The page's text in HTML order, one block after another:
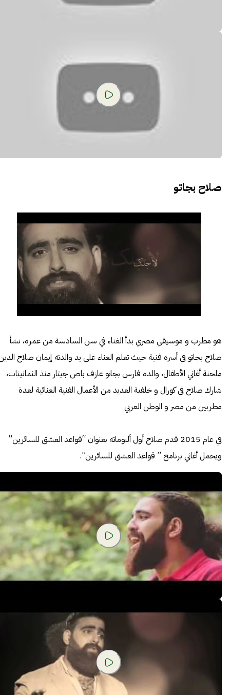
صلاح بجاتو
هو مطرب و موسيقي مصري بدأ الغناء في سن السادسة من عمره، نشأ
صلاح بجاتو في أسرة فنية حيث تعلم الغناء على يد والدته إيمان صلاح
ملحنة أغاني الأطفال، والده فارس بجاتو عازف باص جيتار منذ الثمانينات،
شارك صلاح في كورال و خلفية العديد من الأعمال الفنية الغنائية لعدة
مطربين من مصر و الوطن العربي
في عام 2015 قدم صلاح أول ألبوماته بعنوان “قواعد العشق للسائرين”
ويحمل أغاني برنامج ” قواعد العشق للسائرين”.